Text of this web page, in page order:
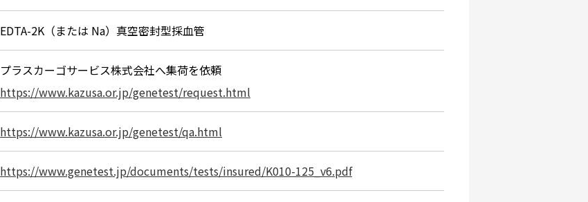
EDTA-2K（または Na）真空密封型採血管
プラスカーゴサービス株式会社へ集荷を依頼
https://www.kazusa.or.jp/genetest/request.html
https://www.kazusa.or.jp/genetest/qa.html
https://www.genetest.jp/documents/tests/insured/K010-125_v6.pdf